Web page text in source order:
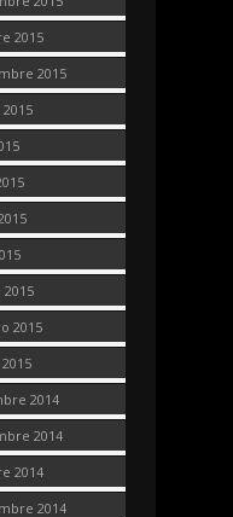
2015
2015
2015
2014
2014
2014
2014